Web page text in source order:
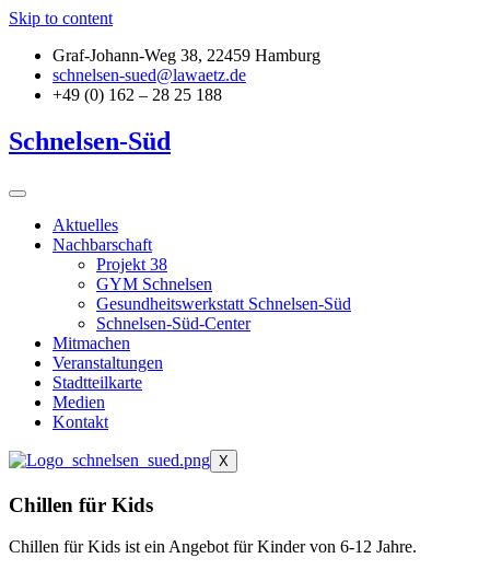
Skip to content
Graf-Johann-Weg 38, 22459 Hamburg
schnelsen-sued@lawaetz.de
+49 (0) 162 – 28 25 188
Schnelsen-Süd
Aktuelles
Nachbarschaft
Projekt 38
GYM Schnelsen
Gesundheitswerkstatt Schnelsen-Süd
Schnelsen-Süd-Center
Mitmachen
Veranstaltungen
Stadtteilkarte
Medien
Kontakt
X
Chillen für Kids
Chillen für Kids ist ein Angebot für Kinder von 6-12 Jahre.